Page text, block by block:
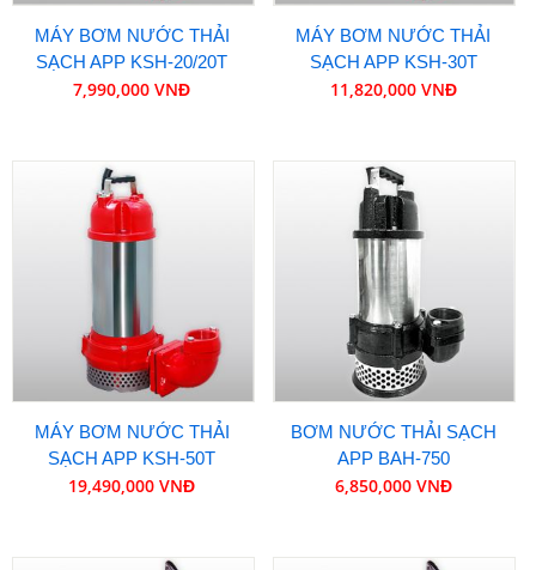
MÁY BƠM NƯỚC THẢI
SẠCH APP KSH-20/20T
7,990,000 VNĐ
MÁY BƠM NƯỚC THẢI
SẠCH APP KSH-30T
11,820,000 VNĐ
MÁY BƠM NƯỚC THẢI
SẠCH APP KSH-50T
19,490,000 VNĐ
BƠM NƯỚC THẢI SẠCH
APP BAH-750
6,850,000 VNĐ